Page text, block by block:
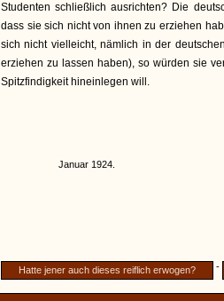
Studenten schließlich ausrichten? Die
dass sie sich nicht von ihnen zu erziehen
sich nicht vielleicht, nämlich in der
erziehen zu lassen haben), so würden sie
Spitzfindigkeit hineinlegen will.
Januar 1924.
Hatte jener auch dieses reiflich erwogen? -